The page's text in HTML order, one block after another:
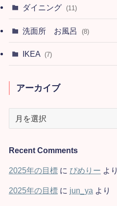
ダイニング (11)
洗面所 お風呂 (8)
IKEA (7)
アーカイブ
イ
Recent Comments
2025年の目標に ぴめりー より
2025年の目標に jun_ya より